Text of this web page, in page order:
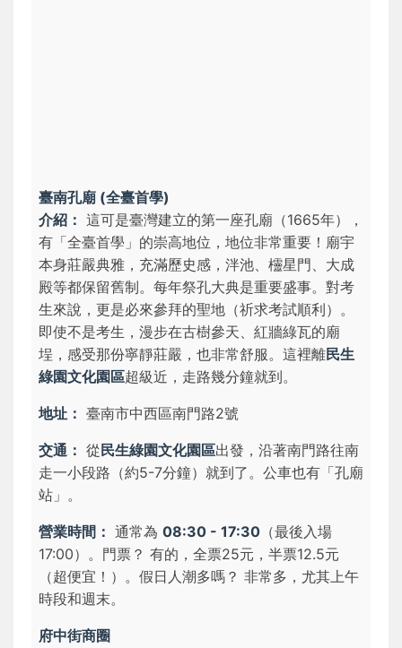
臺南孔廟 (全臺首學)
介紹： 這可是臺灣建立的第一座孔廟（1665年），
有「全臺首學」的崇高地位，地位非常重要！廟宇
本身莊嚴典雅，充滿歷史感，泮池、欞星門、大成
殿等都保留舊制。每年祭孔大典是重要盛事。對考
生來說，更是必來參拜的聖地（祈求考試順利）。
即使不是考生，漫步在古樹參天、紅牆綠瓦的廟
埕，感受那份寧靜莊嚴，也非常舒服。這裡離民生
綠園文化園區超級近，走路幾分鐘就到。
地址： 臺南市中西區南門路2號
交通： 從 民生綠園文化園區出發，沿著南門路往南
走一小段路（約5-7分鐘）就到了。公車也有「孔廟
站」。
營業時間： 通常為 08:30 - 17:30 （最後入場
17:00）。 門票？ 有的，全票25元，半票12.5元
（超便宜！）。 假日人潮多嗎？ 非常多，尤其上午
時段和週末。
府中街商圈